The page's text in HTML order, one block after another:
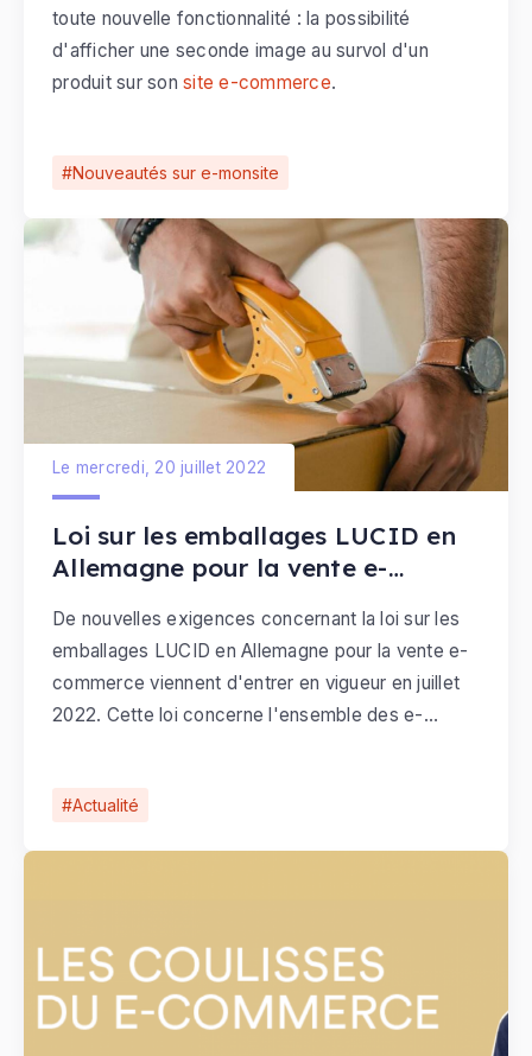
Nouveautés sur e-monsite
toute nouvelle fonctionnalité : la possibilité
d'afficher une seconde image au survol d'un
produit sur son site e-commerce.
Actualité
Loi sur les emballages LUCID en
Allemagne pour la vente e-
Le mercredi, 20 juillet 2022
De nouvelles exigences concernant la loi sur les
emballages LUCID en Allemagne pour la vente e-
commerce viennent d'entrer en vigueur en juillet
2022. Cette loi concerne l'ensemble des e-
d'écologie et de protection de l'environnement.